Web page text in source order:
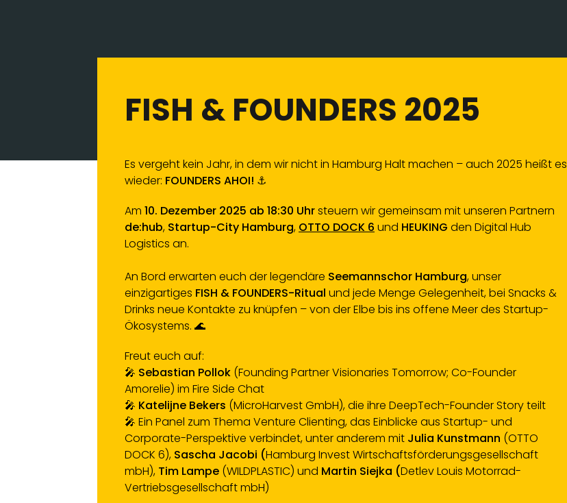
FISH & FOUNDERS 2025
Es vergeht kein Jahr, in dem wir nicht in Hamburg Halt machen – auch 2025 heißt es
wieder: FOUNDERS AHOI! ⚓️
Am 10. Dezember 2025 ab 18:30 Uhrsteuern wir gemeinsam mit unseren Partnern
de:hub, Startup-City Hamburg, OTTO DOCK 6 und HEUKING den Digital Hub
Logistics an.
An Bord erwarten euch der legendäre Seemannschor Hamburg, unser
einzigartiges FISH & FOUNDERS-Ritual und jede Menge Gelegenheit, bei Snacks &
Drinks neue Kontakte zu knüpfen – von der Elbe bis ins offene Meer des Startup-
Ökosystems. 🌊
Freut euch auf:
🎤 Sebastian Pollok (Founding Partner Visionaries Tomorrow; Co-Founder
Amorelie) im Fire Side Chat
🎤 Katelijne Bekers (MicroHarvest GmbH), die ihre DeepTech-Founder Story teilt
🎤 Ein Panel zum Thema Venture Clienting, das Einblicke aus Startup- und
Corporate-Perspektive verbindet, unter anderem mit Julia Kunstmann (OTTO
DOCK 6), Sascha Jacobi (Hamburg Invest Wirtschaftsförderungsgesellschaft
mbH), Tim Lampe (WILDPLASTIC) und Martin Siejka (Detlev Louis Motorrad-
Vertriebsgesellschaft mbH)